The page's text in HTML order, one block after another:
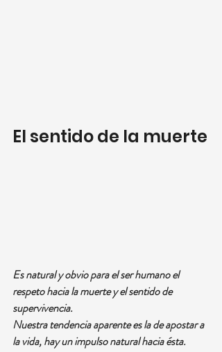
El sentido de la muerte
Es natural y obvio para el ser humano el
respeto hacia la muerte y el sentido de
supervivencia.
Nuestra tendencia aparente es la de apostar a
la vida, hay un impulso natural hacia ésta.